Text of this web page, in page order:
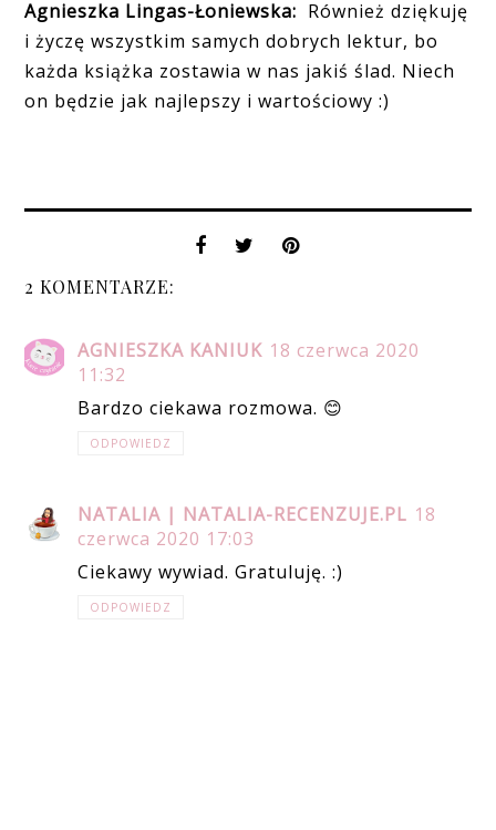
Agnieszka Lingas-Łoniewska: Również dziękuję
i życzę wszystkim samych dobrych lektur, bo
każda książka zostawia w nas jakiś ślad. Niech
on będzie jak najlepszy i wartościowy :)
2 KOMENTARZE:
AGNIESZKA KANIUK 18 czerwca 2020
11:32
Bardzo ciekawa rozmowa. 😊
ODPOWIEDZ
NATALIA | NATALIA-RECENZUJE.PL 18
czerwca 2020 17:03
Ciekawy wywiad. Gratuluję. :)
ODPOWIEDZ